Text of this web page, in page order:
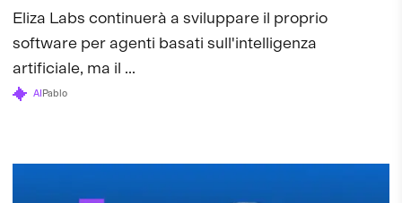
Eliza Labs continuerà a sviluppare il proprio
software per agenti basati sull'intelligenza
artificiale, ma il ...
AIPablo